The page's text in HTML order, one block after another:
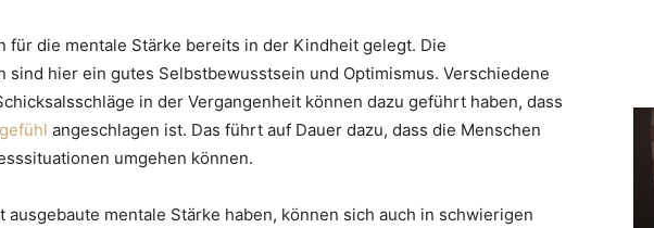
für die mentale Stärke bereits in der Kindheit gelegt. Die
sind hier ein gutes Selbstbewusstsein und Optimismus. Verschiedene
in der Vergangenheit können dazu geführt haben, dass
angeschlagen ist. Das führt auf Dauer dazu, dass die Menschen
umgehen können.
ausgebaute mentale Stärke haben, können sich auch in schwierigen